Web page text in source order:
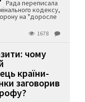
Рада переписала
кодексу,
на "доросле
1678
чому
країни-
заговорив